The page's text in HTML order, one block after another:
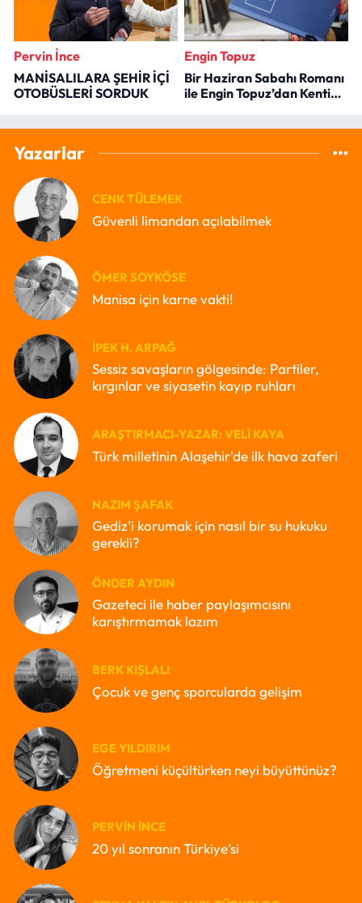
Pervin İnce
MANİSALILARA ŞEHİR İÇİ
OTOBÜSLERİ SORDUK
Engin Topuz
Bir Haziran Sabahı Romanı
ile Engin Topuz’dan Kenti
Yazarlar
CENK TÜLEMEK
Güvenli limandan açılabilmek
ÖMER SOYKÖSE
Manisa için karne vakti!
İPEK H. ARPAĞ
Sessiz savaşların gölgesinde: Partiler,
kırgınlar ve siyasetin kayıp ruhları
ARAŞTIRMACI-YAZAR: VELI KAYA
Türk milletinin Alaşehir'de ilk hava zaferi
NAZIM ŞAFAK
Gediz’i korumak için nasıl bir su hukuku
gerekli?
ÖNDER AYDIN
Gazeteci ile haber paylaşımcısını
karıştırmamak lazım
BERK KIŞLALI
Çocuk ve genç sporcularda gelişim
EGE YILDIRIM
Öğretmeni küçültürken neyi büyüttünüz?
PERVIN İNCE
20 yıl sonranın Türkiye’si